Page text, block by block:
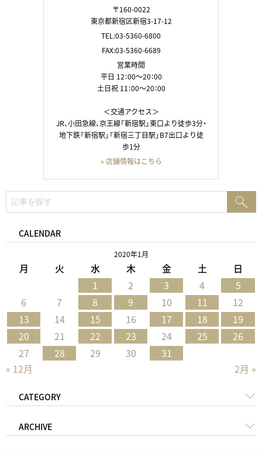
〒160-0022
東京都新宿区新宿3-17-12
TEL:03-5360-6800
FAX:03-5360-6689
営業時間
平日 12：00～20：00
土日祝 11：00～20：00
＜交通アクセス＞
JR、小田急線、京王線「新宿駅」東口より徒歩3分・
地下鉄「新宿駅」「新宿三丁目駅」B7出口より徒
歩1分
» 店舗情報はこちら
索:
CALENDAR
2020年1月
月 火 水 木 金 土 日
« 12月 2月 »
1 2 3 4
5
6
7 8 9 10 11
12
13
14 15 16 17 18
19
20
21 22 23 24 25
26
27
28 29 30 31
CATEGORY
ARCHIVE